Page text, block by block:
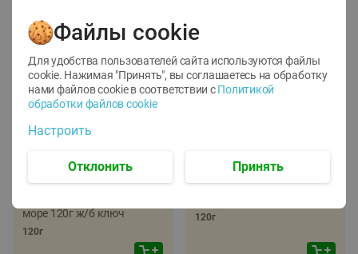
- 22
5.79
Икра трески
тихоокеанской
море 120г ж/б ключ
120г
Икра сельди
тихоокеанской Лунское
120г
Файлы cookie
Для удобства пользователей сайта используются файлы
cookie. Нажимая "Принять", вы соглашаетесь на обработку
нами файлов cookie в соответствии с Политикой
обработки файлов cookie
Настроить
Отклонить Принять